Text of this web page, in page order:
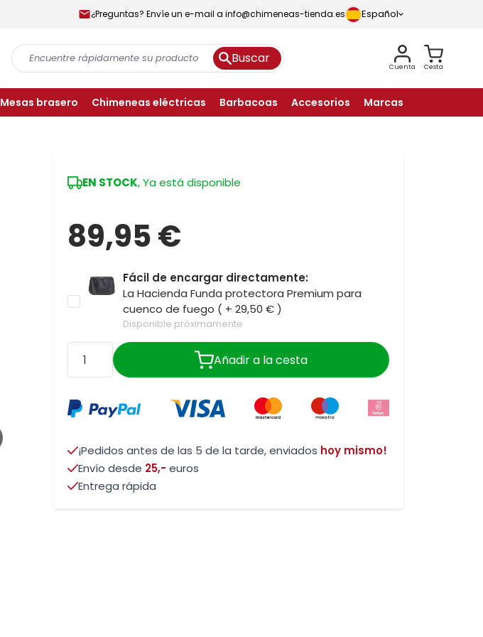
¿Preguntas? Envíe un e-mail a info@chimeneas-tienda.es Español
Buscar
Cuenta Cesta
Mesas brasero Chimeneas eléctricas Barbacoas Accesorios Marcas
EN STOCK, Ya está disponible
89,95 €
Fácil de encargar directamente:
La Hacienda Funda protectora Premium para
cuenco de fuego ( + 29,50 €)
Disponible próximamente
Cantidad
Añadir a la cesta
¡Pedidos antes de las 5 de la tarde, enviados hoy mismo!
Envío desde 25,- euros
Entrega rápida